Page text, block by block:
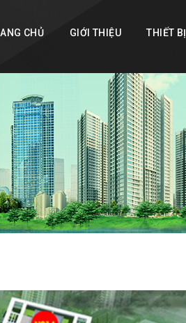
CHỦ GIỚI THIỆU THIẾT BỊ